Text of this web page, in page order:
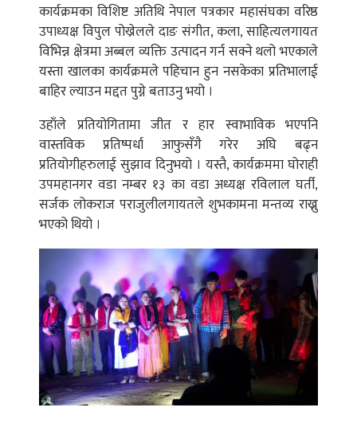
कार्यक्रमका विशिष्ट अतिथि नेपाल पत्रकार महासंघका वरिष्ठ
उपाध्यक्ष विपुल पोख्रेलले दाङ संगीत, कला, साहित्यलगायत
विभिन्न क्षेत्रमा अब्बल व्यक्ति उत्पादन गर्न सक्ने थलो भएकाले
यस्ता खालका कार्यक्रमले पहिचान हुन नसकेका प्रतिभालाई
बाहिर ल्याउन मद्दत पुग्ने बताउनु भयो ।
उहाँले प्रतियोगितामा जीत र हार स्वाभाविक भएपनि
वास्तविक प्रतिष्पर्धा आफुसँगै गरेर अघि बढ्न
प्रतियोगीहरुलाई सुझाव दिनुभयो । यस्तै, कार्यक्रममा घोराही
उपमहानगर वडा नम्बर १३ का वडा अध्यक्ष रविलाल घर्ती,
सर्जक लोकराज पराजुलीलगायतले शुभकामना मन्तव्य राख्नु
भएको थियो ।